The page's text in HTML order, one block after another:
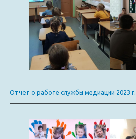
Отчёт о работе службы медиации 2023 г.